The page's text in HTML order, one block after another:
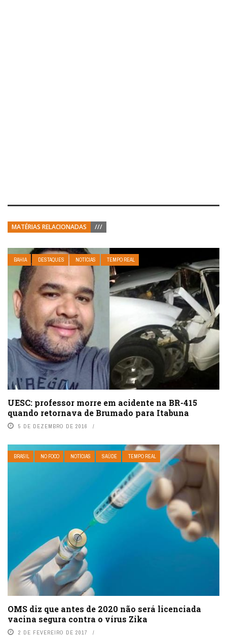
MATÉRIAS RELACIONADAS ///
BAHIA DESTAQUES NOTÍCIAS TEMPO REAL
UESC: professor morre em acidente na BR-415
quando retornava de Brumado para Itabuna
5 DE DEZEMBRO DE 2016
BRASIL NO FOCO NOTÍCIAS SAÚDE TEMPO REAL
OMS diz que antes de 2020 não será licenciada
vacina segura contra o vírus Zika
2 DE FEVEREIRO DE 2017